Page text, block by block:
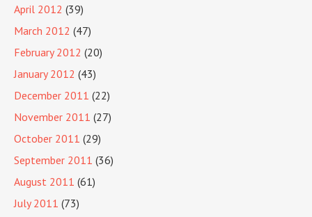
April 2012 (39)
March 2012 (47)
February 2012 (20)
January 2012 (43)
December 2011 (22)
November 2011 (27)
October 2011 (29)
September 2011 (36)
August 2011 (61)
July 2011 (73)